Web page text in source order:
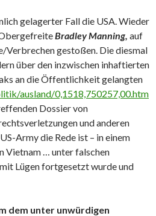
gelagerter Fall die USA. Wieder
Bradley Manning, auf
Verbrechen gestoßen. Die diesmal
über den inzwischen inhaftierten
an die Öffentlichkeit gelangten
ausland/0,1518,750257,00.htm
Dossier von
und anderen
Army die Rede ist – in einem
Vietnam … unter falschen
Lügen fortgesetzt wurde und
dem unter unwürdigen